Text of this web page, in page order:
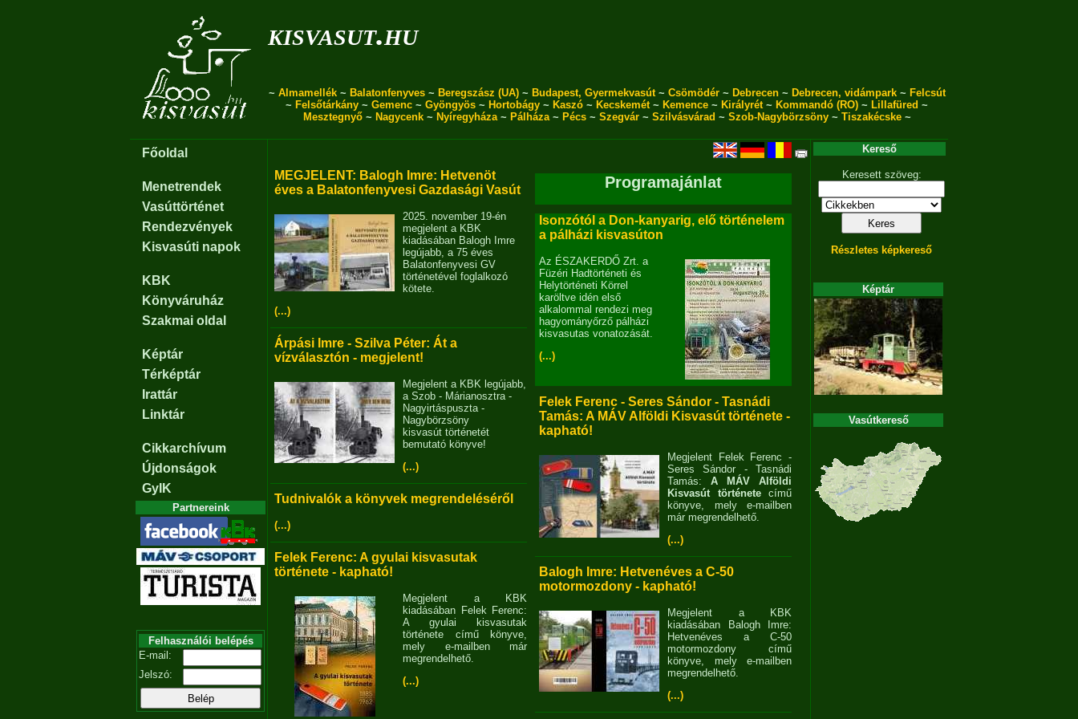
kisvasut.hu
~ Almamellék~ Balatonfenyves~ Beregszász (UA)~ Budapest, Gyermekvasút~ Csömödér~ Debrecen~ Debrecen, vidámpark~ Felcsút
~ Felsőtárkány ~ Gemenc ~ Gyöngyös ~ Hortobágy ~ Kaszó ~ Kecskemét~ Kemence ~ Királyrét~ Kommandó (RO) ~ Lillafüred ~
Mesztegnyő~ Nagycenk~ Nyíregyháza~ Pálháza~ Pécs~ Szegvár~ Szilvásvárad ~ Szob-Nagybörzsöny~ Tiszakécske~
Főoldal
Menetrendek
Vasúttörténet
Rendezvények
Kisvasúti napok
KBK
Könyváruház
Szakmai oldal
Képtár
Térképtár
Irattár
Linktár
Cikkarchívum
Újdonságok
GyIK
Partnereink
Felhasználói belépés
E-mail:
Jelszó:
MEGJELENT: Balogh Imre: Hetvenöt
éves a Balatonfenyvesi Gazdasági Vasút
2025. november 19-én
megjelent a KBK
kiadásában Balogh Imre
legújabb, a 75 éves
Balatonfenyvesi GV
történetével foglalkozó
kötete.
(...)
Árpási Imre - Szilva Péter: Át a
vízválasztón - megjelent!
Megjelent a KBK legújabb,
a Szob - Márianosztra -
Nagyirtáspuszta -
Nagybörzsöny
kisvasút történetét
bemutató könyve!
(...)
Tudnivalók a könyvek megrendeléséről
(...)
Felek Ferenc: A gyulai kisvasutak
története - kapható!
Megjelent a KBK
kiadásában Felek Ferenc:
A gyulai kisvasutak
története című könyve,
mely e-mailben már
megrendelhető.
(...)
Programajánlat
Isonzótól a Don-kanyarig, elő történelem
a pálházi kisvasúton
Az ÉSZAKERDŐ Zrt. a
Füzéri Hadtörténeti és
Helytörténeti Körrel
karöltve idén első
alkalommal rendezi meg
hagyományőrző pálházi
kisvasutas vonatozását.
(...)
Felek Ferenc - Seres Sándor - Tasnádi
Tamás: A MÁV Alföldi Kisvasút története -
kapható!
Megjelent Felek Ferenc -
Seres Sándor - Tasnádi
Tamás: A MÁV Alföldi
Kisvasút története című
könyve, mely e-mailben
már megrendelhető.
(...)
Balogh Imre: Hetvenéves a C-50
motormozdony - kapható!
Megjelent a KBK
kiadásában Balogh Imre:
Hetvenéves a C-50
motormozdony című
könyve, mely e-mailben
megrendelhető.
(...)
Kereső
Keresett szöveg:
Részletes képkereső
Képtár
Vasútkereső